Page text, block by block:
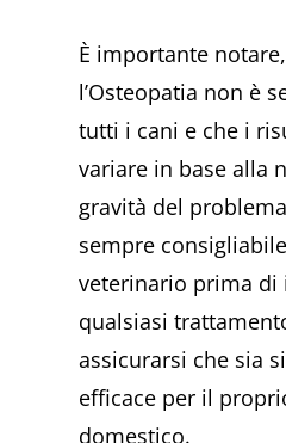
È importante
l’Osteopatia non è
tutti i cani e che i
variare in base alla
gravità del
sempre
veterinario prima di
qualsiasi
assicurarsi che sia
efficace per il
domestico.